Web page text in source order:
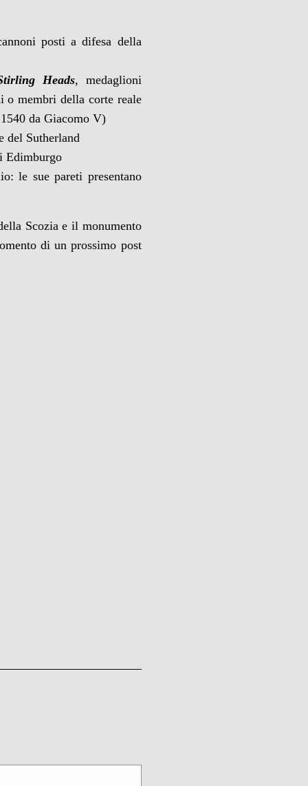
posti a difesa della
Heads, medaglioni
o membri della corte reale
da Giacomo V)
del Sutherland
Edimburgo
le sue pareti presentano
Scozia e il monumento
di un prossimo post